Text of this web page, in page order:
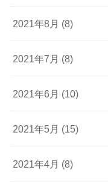
2021年8月 (8)
2021年7月 (8)
2021年6月 (10)
2021年5月 (15)
2021年4月 (8)